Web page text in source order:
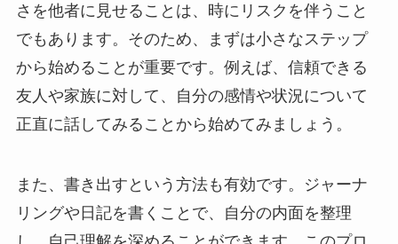
さを他者に見せることは、時にリスクを伴うこと
でもあります。そのため、まずは小さなステップ
から始めることが重要です。例えば、信頼できる
友人や家族に対して、自分の感情や状況について
正直に話してみることから始めてみましょう。
また、書き出すという方法も有効です。ジャーナ
リングや日記を書くことで、自分の内面を整理